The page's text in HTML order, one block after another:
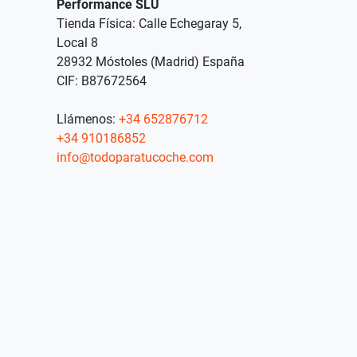
Performance SLU
Tienda Física: Calle Echegaray 5,
Local 8
28932 Móstoles (Madrid) España
CIF: B87672564
Llámenos: +34 652876712
+34 910186852
info@todoparatucoche.com